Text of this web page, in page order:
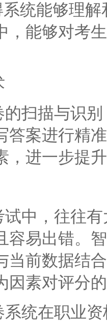
能够理解
，能够对考
扫描与识别
答案进行精
，进一步提
中，往往有
容易出错。
当前数据结
因素对评分
统在职业资